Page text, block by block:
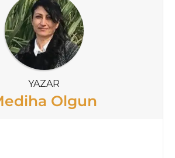
YAZAR
Olgun